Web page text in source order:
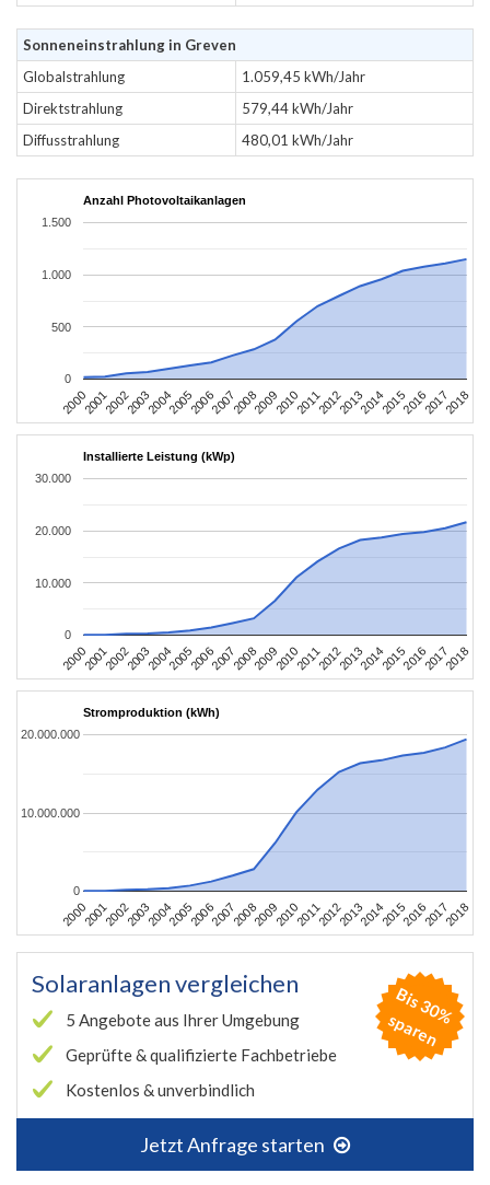
Sonneneinstrahlung in Greven
Globalstrahlung
1.059,45 kWh/Jahr
Direktstrahlung
579,44 kWh/Jahr
Diffusstrahlung
480,01 kWh/Jahr
Anzahl Photovoltaikanlagen
2000200120022003200420052006200720082009201020112012201320142015201620172018
0
500
1.000
1.500
Installierte Leistung (kWp)
2000200120022003200420052006200720082009201020112012201320142015201620172018
0
10.000
20.000
30.000
Stromproduktion (kWh)
2000200120022003200420052006200720082009201020112012201320142015201620172018
0
10.000.000
20.000.000
Solaranlagen vergleichen
5 Angebote aus Ihrer Umgebung
Geprüfte & qualifizierte Fachbetriebe
Kostenlos & unverbindlich
Jetzt Anfrage starten
B
is
3
0
%
s
p
a
r
e
n